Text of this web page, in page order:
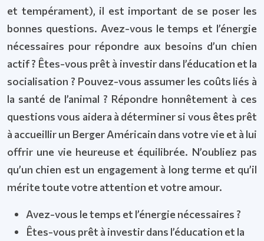
et tempérament), il est important de se poser les
bonnes questions. Avez-vous le temps et l’énergie
nécessaires pour répondre aux besoins d’un chien
actif ? Êtes-vous prêt à investir dans l’éducation et la
socialisation ? Pouvez-vous assumer les coûts liés à
la santé de l’animal ? Répondre honnêtement à ces
questions vous aidera à déterminer si vous êtes prêt
à accueillir un Berger Américain dans votre vie et à lui
offrir une vie heureuse et équilibrée. N’oubliez pas
qu’un chien est un engagement à long terme et qu’il
mérite toute votre attention et votre amour.
Avez-vous le temps et l’énergie nécessaires ?
Êtes-vous prêt à investir dans l’éducation et la